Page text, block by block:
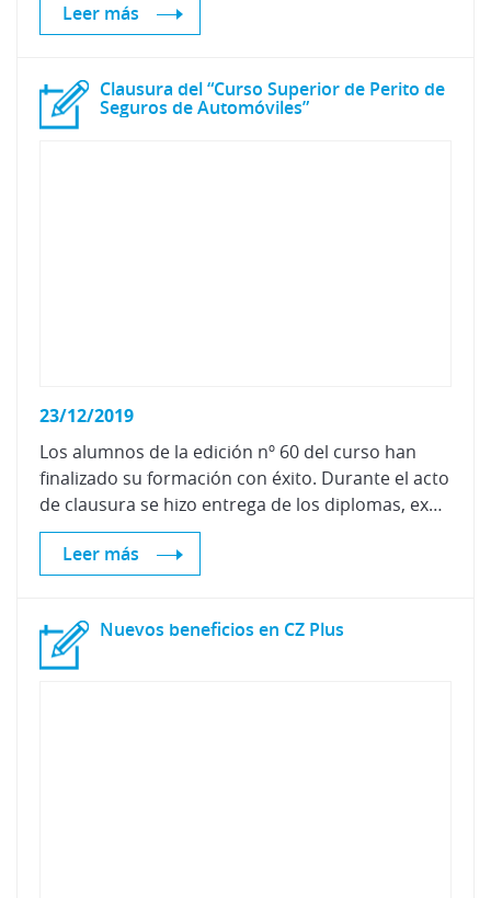
Leer más
Clausura del “Curso Superior de Perito de
Seguros de Automóviles”
23/12/2019
Los alumnos de la edición nº 60 del curso han
finalizado su formación con éxito. Durante el acto
de clausura se hizo entrega de los diplomas, expedidos por la "Cátedra Centro Zaragoza", de la Universidad de Zaragoza, garantizando una completa formación de prestigio y calidad.
Leer más
Nuevos beneficios en CZ Plus